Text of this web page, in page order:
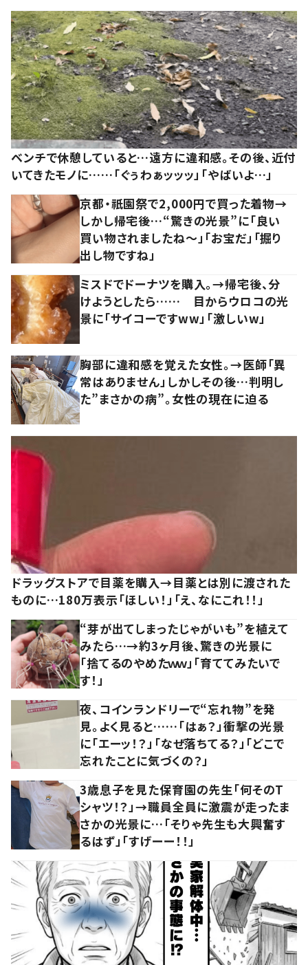
ベンチで休憩していると…遠方に違和感。その後、近付
いてきたモノに……「ぐぅわぁッッッ」「やばいよ…」
京都・祇園祭で2,000円で買った着物→
しかし帰宅後…“驚きの光景”に「良い
買い物されましたね～」「お宝だ」「掘り
出し物ですね」
ミスドでドーナツを購入。→帰宅後、分
けようとしたら…… 目からウロコの光
景に「サイコーですww」「激しいw」
胸部に違和感を覚えた女性。→医師「異
常はありません」しかしその後…判明し
た”まさかの病”。女性の現在に迫る
ドラッグストアで目薬を購入→目薬とは別に渡された
ものに…180万表示「ほしい！」「え、なにこれ！！」
“芽が出てしまったじゃがいも”を植えて
みたら…→約3ヶ月後、驚きの光景に
「捨てるのやめたｗｗ」「育ててみたいで
す！」
夜、コインランドリーで“忘れ物”を発
見。よく見ると……「はぁ？」衝撃の光景
に「エーッ！？」「なぜ落ちてる？」「どこで
忘れたことに気づくの？」
3歳息子を見た保育園の先生「何そのT
シャツ！？」→職員全員に激震が走ったま
さかの光景に…「そりゃ先生も大興奮す
るはず」「すげーー！！」